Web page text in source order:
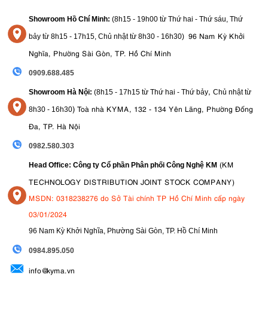
Showroom Hồ Chí Minh: (8h15 - 19h00 từ Thứ hai - Thứ sáu, Thứ
bảy từ 8h15 - 17h15, Chủ nhật từ 8h30 - 16h30) 96 Nam Kỳ Khởi
Nghĩa, Phường Sài Gòn, TP. Hồ Chí Minh
0909.688.485
Showroom Hà Nội: (8h15 - 17h15 từ Thứ hai - Thứ bảy, Chủ nhật từ
8h30 - 16h30) Toà nhà KYMA, 132 - 134 Yên Lãng, Phường Đống
Đa, TP. Hà Nội
0982.580.303
Head Office: Công ty Cổ phần Phân phối Công Nghệ KM (KM
TECHNOLOGY DISTRIBUTION JOINT STOCK COMPANY)
MSDN: 0318238276 do Sở Tài chính TP Hồ Chí Minh cấp ngày
03/01/2024
96 Nam Kỳ Khởi Nghĩa, Phường Sài Gòn, TP. Hồ Chí Minh
0984.895.050
info@kyma.vn